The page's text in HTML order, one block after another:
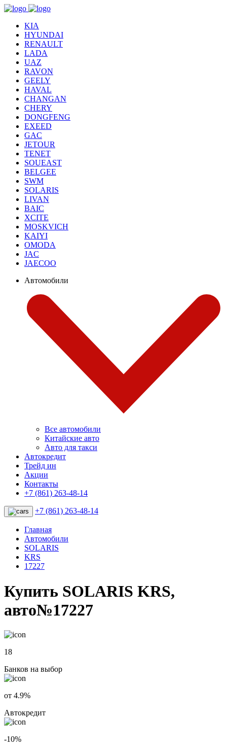
KIA
HYUNDAI
RENAULT
LADA
UAZ
RAVON
GEELY
HAVAL
CHANGAN
CHERY
DONGFENG
EXEED
GAC
JETOUR
TENET
SOUEAST
BELGEE
SWM
SOLARIS
LIVAN
BAIC
XCITE
MOSKVICH
KAIYI
OMODA
JAC
JAECOO
Автомобили
Все автомобили
Китайские авто
Авто для такси
Автокредит
Трейд ин
Акции
Контакты
+7 (861) 263-48-14
+7 (861) 263-48-14
Главная
Автомобили
SOLARIS
KRS
17227
Купить SOLARIS KRS,
авто№17227
18
Банков на выбор
от 4.9%
Автокредит
-10%